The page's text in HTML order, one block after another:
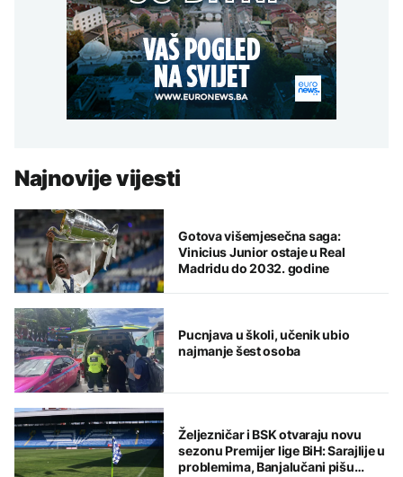
Najnovije vijesti
Gotova višemjesečna saga:
Vinicius Junior ostaje u Real
Madridu do 2032. godine
Pucnjava u školi, učenik ubio
najmanje šest osoba
Željezničar i BSK otvaraju novu
sezonu Premijer lige BiH: Sarajlije u
problemima, Banjalučani pišu